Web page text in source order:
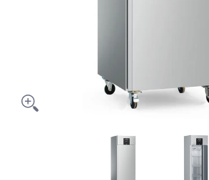
Congelator inox -15 / -20ºC, 600 Lt.,